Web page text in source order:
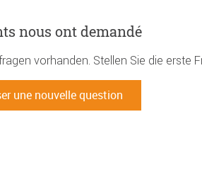
nous ont demandé
vorhanden. Stellen Sie die erste
une nouvelle question